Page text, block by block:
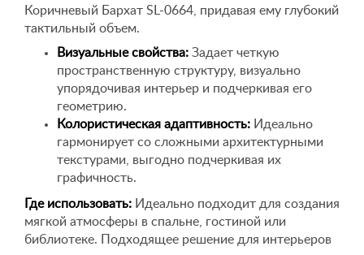
Коричневый Бархат SL-0664, придавая ему глубокий
тактильный объем.
Визуальные свойства: Задает четкую
пространственную структуру, визуально
упорядочивая интерьер и подчеркивая его
геометрию.
Колористическая адаптивность: Идеально
гармонирует со сложными архитектурными
текстурами, выгодно подчеркивая их
графичность.
Где использовать: Идеально подходит для создания
мягкой атмосферы в спальне, гостиной или
библиотеке. Подходящее решение для интерьеров